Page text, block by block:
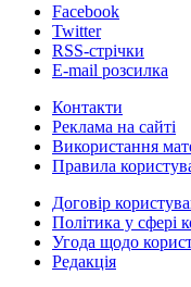
Facebook
Twitter
RSS-стрічки
E-mail розсилка
Контакти
Реклама на сайті
Використання
Правила
Договір
Політика у сфері
Угода щодо
Редакція